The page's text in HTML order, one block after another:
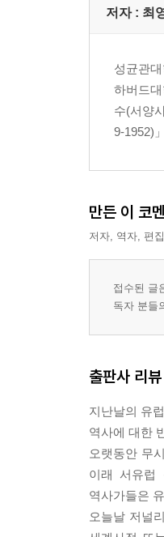
3. 19세기의
4. 데히오의
1) 고대 그리
2) 카를 5세
3) 펠리페 2
7) 독일의 패
8) 히틀러의
9) 서유럽 블
5. 데히오의
2. 서양 문명
4. 근대 러시
5. 근대 러시
6. 사회주의
IV. 변모하는
1. 서언
저자 : 최
성균관
하버드
수(서양
9-1952)
만든 이 코
저자, 역자, 편
접수된 글
독자 분들
출판사 리뷰
지난날의 유
역사에 대한
오랫동안 무
이래 서유럽
역사가들은
오늘날 저널